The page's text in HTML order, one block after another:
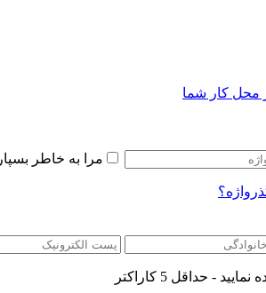
محل کار شما
مرا به خاطر بسپار